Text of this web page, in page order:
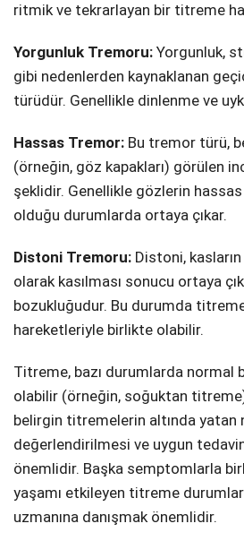
ritmik ve tekrarlayan bir titreme
Yorgunluk Tremoru: Yorgunluk,
gibi nedenlerden kaynaklanan
türüdür. Genellikle dinlenme ve
Hassas Tremor: Bu tremor türü,
(örneğin, göz kapakları) görülen
şeklidir. Genellikle gözlerin
olduğu durumlarda ortaya çıkar.
Distoni Tremoru: Distoni,
olarak kasılması sonucu ortaya
bozukluğudur. Bu durumda
hareketleriyle birlikte olabilir.
Titreme, bazı durumlarda normal
olabilir (örneğin, soğuktan
belirgin titremelerin altında yatan
değerlendirilmesi ve uygun
önemlidir. Başka semptomlarla
yaşamı etkileyen titreme
uzmanına danışmak önemlidir.